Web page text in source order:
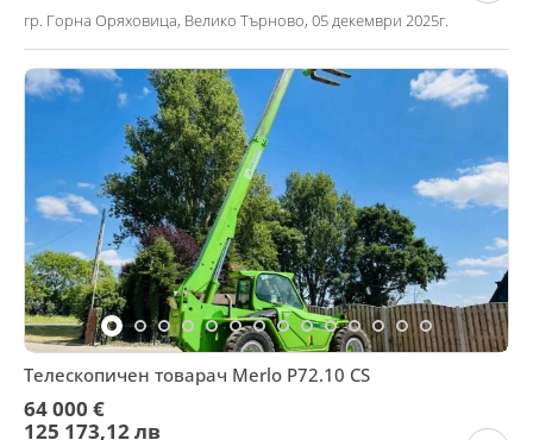
гр. Горна Оряховица, Велико Търново, 05 декември 2025г.
Телескопичен товарач Merlo P72.10 CS
64 000 €
125 173,12 лв